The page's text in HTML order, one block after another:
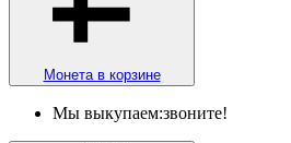
Монета в корзине
Мы выкупаем:звоните!